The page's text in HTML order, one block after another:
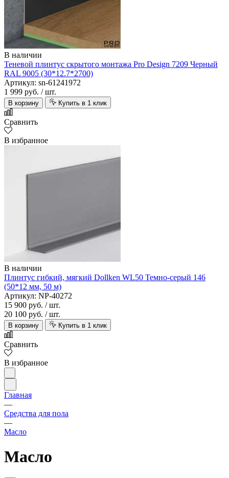
В наличии
Теневой плинтус скрытого монтажа Pro Design 7209 Черный
RAL 9005 (30*12.7*2700)
Артикул: sn-61241972
1 999 руб. / шт.
В корзину Купить в 1 клик
Сравнить
В избранное
В наличии
Плинтус гибкий, мягкий Dollken WL50 Темно-серый 146
(50*12 мм, 50 м)
Артикул: NP-40272
15 900 руб. / шт.
20 100 руб. / шт.
В корзину Купить в 1 клик
Сравнить
В избранное
Главная
—
Средства для пола
—
Масло
Масло